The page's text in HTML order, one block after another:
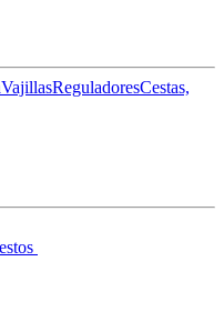
VajillasReguladoresCestas,